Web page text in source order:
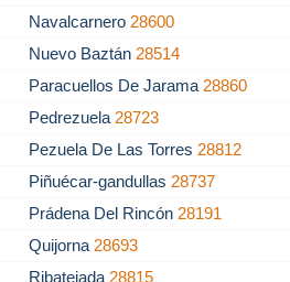
Navalcarnero 28600
Nuevo Baztán 28514
Paracuellos De Jarama 28860
Pedrezuela 28723
Pezuela De Las Torres 28812
Piñuécar-gandullas 28737
Prádena Del Rincón 28191
Quijorna 28693
Ribatejada 28815